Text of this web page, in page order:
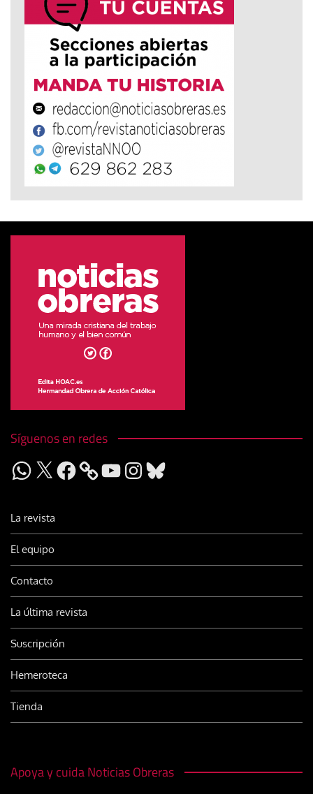
Síguenos en redes
WhatsApp
X Facebook YouTubeInstagram
Bluesky
La revista
El equipo
Contacto
La última revista
Suscripción
Hemeroteca
Tienda
Apoya y cuida Noticias Obreras